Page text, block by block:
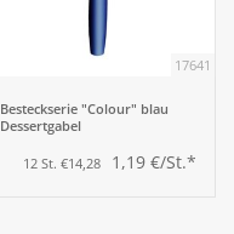
17641
Besteckserie "Colour" blau
Dessertgabel
12 St. €14,28 1,19 €/St.*